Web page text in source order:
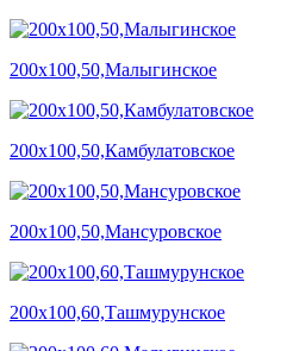
200х100,50,Малыгинское
200х100,50,Камбулатовское
200х100,50,Мансуровское
200х100,60,Ташмурунское